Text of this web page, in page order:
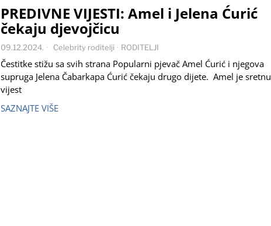
PREDIVNE VIJESTI: Amel i Jelena Ćurić
čekaju djevojčicu
09.12.2024. Celebrity roditelji · RODITELJI
Čestitke stižu sa svih strana Popularni pjevač Amel Ćurić i njegova
supruga Jelena Čabarkapa Ćurić čekaju drugo dijete. Amel je sretnu
vijest
SAZNAJTE VIŠE